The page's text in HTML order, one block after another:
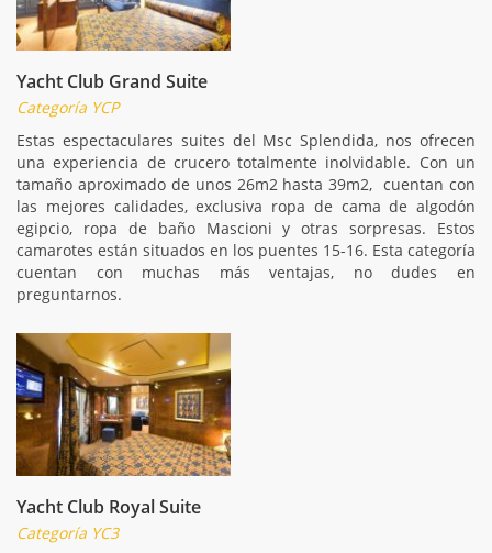
Yacht Club Grand Suite
Categoría YCP
Estas espectaculares suites del Msc Splendida, nos ofrecen
una experiencia de crucero totalmente inolvidable. Con un
tamaño aproximado de unos 26m2 hasta 39m2, cuentan con
las mejores calidades, exclusiva ropa de cama de algodón
egipcio, ropa de baño Mascioni y otras sorpresas. Estos
camarotes están situados en los puentes 15-16. Esta categoría
cuentan con muchas más ventajas, no dudes en
preguntarnos.
Yacht Club Royal Suite
Categoría YC3